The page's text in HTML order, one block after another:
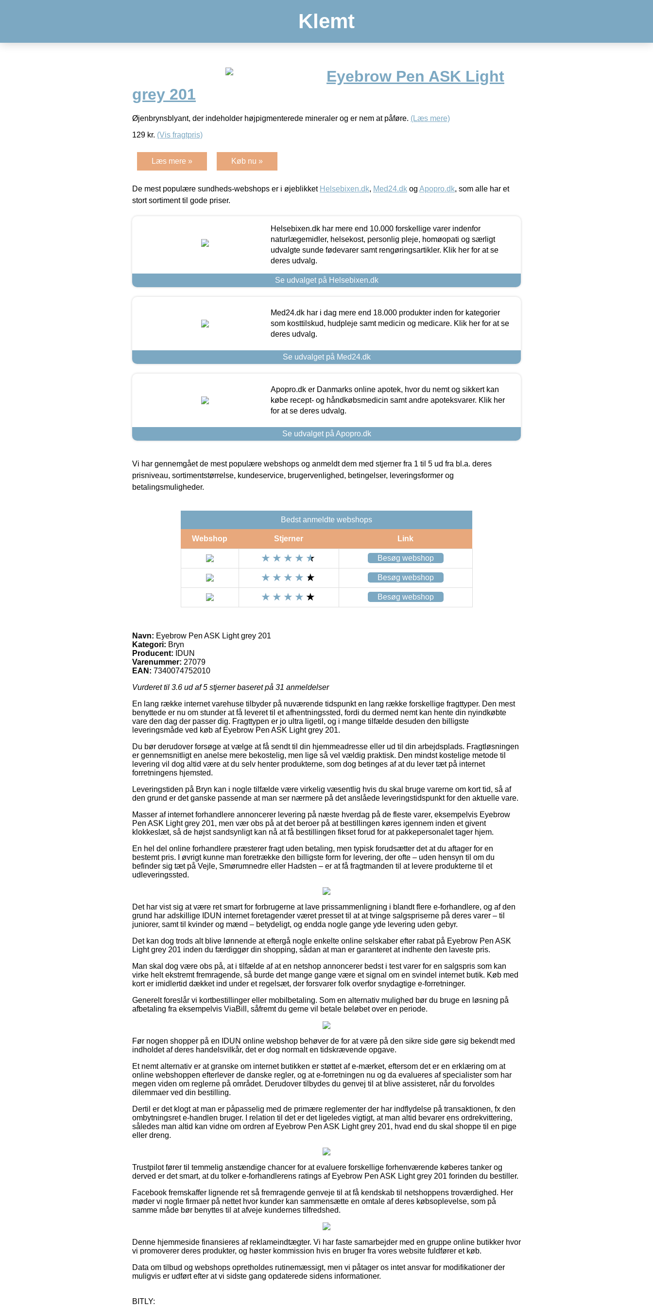
Klemt
Eyebrow Pen ASK Light
grey 201
Øjenbrynsblyant, der indeholder højpigmenterede mineraler og er nem at påføre. (Læs mere)
129 kr. (Vis fragtpris)
Læs mere » Køb nu »
De mest populære sundheds-webshops er i øjeblikket Helsebixen.dk, Med24.dk og Apopro.dk, som alle har et
stort sortiment til gode priser.
Helsebixen.dk har mere end 10.000 forskellige varer indenfor
naturlægemidler, helsekost, personlig pleje, homøopati og særligt
udvalgte sunde fødevarer samt rengøringsartikler. Klik her for at se
deres udvalg.
Se udvalget på Helsebixen.dk
Med24.dk har i dag mere end 18.000 produkter inden for kategorier
som kosttilskud, hudpleje samt medicin og medicare. Klik her for at se
deres udvalg.
Se udvalget på Med24.dk
Apopro.dk er Danmarks online apotek, hvor du nemt og sikkert kan
købe recept- og håndkøbsmedicin samt andre apoteksvarer. Klik her
for at se deres udvalg.
Se udvalget på Apopro.dk
Vi har gennemgået de mest populære webshops og anmeldt dem med stjerner fra 1 til 5 ud fra bl.a. deres
prisniveau, sortimentstørrelse, kundeservice, brugervenlighed, betingelser, leveringsformer og
betalingsmuligheder.
Bedst anmeldte webshops
Webshop Stjerner Link
Besøg webshop
Besøg webshop
Besøg webshop
Navn: Eyebrow Pen ASK Light grey 201
Kategori: Bryn
Producent:
IDUN
Varenummer: 27079
EAN: 7340074752010
Vurderet til 3.6 ud af 5 stjerner baseret på 31 anmeldelser
En lang række internet varehuse tilbyder på nuværende tidspunkt en lang række forskellige fragttyper. Den mest
benyttede er nu om stunder at få leveret til et afhentningssted, fordi du dermed nemt kan hente din nyindkøbte
vare den dag der passer dig. Fragttypen er jo ultra ligetil, og i mange tilfælde desuden den billigste
leveringsmåde ved køb af Eyebrow Pen ASK Light grey 201.
Du bør derudover forsøge at vælge at få sendt til din hjemmeadresse eller ud til din arbejdsplads. Fragtløsningen
er gennemsnitligt en anelse mere bekostelig, men lige så vel vældig praktisk. Den mindst kostelige metode til
levering vil dog altid være at du selv henter produkterne, som dog betinges af at du lever tæt på internet
forretningens hjemsted.
Leveringstiden på Bryn kan i nogle tilfælde være virkelig væsentlig hvis du skal bruge varerne om kort tid, så af
den grund er det ganske passende at man ser nærmere på det anslåede leveringstidspunkt for den aktuelle vare.
Masser af internet forhandlere annoncerer levering på næste hverdag på de fleste varer, eksempelvis Eyebrow
Pen ASK Light grey 201, men vær obs på at det beroer på at bestillingen køres igennem inden et givent
klokkeslæt, så de højst sandsynligt kan nå at få bestillingen fikset forud for at pakkepersonalet tager hjem.
En hel del online forhandlere præsterer fragt uden betaling, men typisk forudsætter det at du aftager for en
bestemt pris. I øvrigt kunne man foretrække den billigste form for levering, der ofte – uden hensyn til om du
befinder sig tæt på Vejle, Smørumnedre eller Hadsten – er at få fragtmanden til at levere produkterne til et
udleveringssted.
Det har vist sig at være ret smart for forbrugerne at lave prissammenligning i blandt flere e-forhandlere, og af den
grund har adskillige IDUN internet foretagender været presset til at at tvinge salgspriserne på deres varer – til
juniorer, samt til kvinder og mænd – betydeligt, og endda nogle gange yde levering uden gebyr.
Det kan dog trods alt blive lønnende at eftergå nogle enkelte online selskaber efter rabat på Eyebrow Pen ASK
Light grey 201 inden du færdiggør din shopping, sådan at man er garanteret at indhente den laveste pris.
Man skal dog være obs på, at i tilfælde af at en netshop annoncerer bedst i test varer for en salgspris som kan
virke helt ekstremt fremragende, så burde det mange gange være et signal om en svindel internet butik. Køb med
kort er imidlertid dækket ind under et regelsæt, der forsvarer folk overfor snydagtige e-forretninger.
Generelt foreslår vi kortbestillinger eller mobilbetaling. Som en alternativ mulighed bør du bruge en løsning på
afbetaling fra eksempelvis ViaBill, såfremt du gerne vil betale beløbet over en periode.
Før nogen shopper på en IDUN online webshop behøver de for at være på den sikre side gøre sig bekendt med
indholdet af deres handelsvilkår, det er dog normalt en tidskrævende opgave.
Et nemt alternativ er at granske om internet butikken er støttet af e-mærket, eftersom det er en erklæring om at
online webshoppen efterlever de danske regler, og at e-forretningen nu og da evalueres af specialister som har
megen viden om reglerne på området. Derudover tilbydes du genvej til at blive assisteret, når du forvoldes
dilemmaer ved din bestilling.
Dertil er det klogt at man er påpasselig med de primære reglementer der har indflydelse på transaktionen, fx den
ombytningsret e-handlen bruger. I relation til det er det ligeledes vigtigt, at man altid bevarer ens ordrekvittering,
således man altid kan vidne om ordren af Eyebrow Pen ASK Light grey 201, hvad end du skal shoppe til en pige
eller dreng.
Trustpilot fører til temmelig anstændige chancer for at evaluere forskellige forhenværende køberes tanker og
derved er det smart, at du tolker e-forhandlerens ratings af Eyebrow Pen ASK Light grey 201 forinden du bestiller.
Facebook fremskaffer lignende ret så fremragende genveje til at få kendskab til netshoppens troværdighed. Her
møder vi nogle firmaer på nettet hvor kunder kan sammensætte en omtale af deres købsoplevelse, som på
samme måde bør benyttes til at afveje kundernes tilfredshed.
Denne hjemmeside finansieres af reklameindtægter. Vi har faste samarbejder med en gruppe online butikker hvor
vi promoverer deres produkter, og høster kommission hvis en bruger fra vores website fuldfører et køb.
Data om tilbud og webshops opretholdes rutinemæssigt, men vi påtager os intet ansvar for modifikationer der
muligvis er udført efter at vi sidste gang opdaterede sidens informationer.
BITLY: